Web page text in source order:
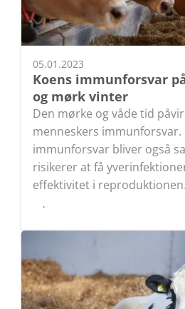
05.01.2023
Koens immunforsvar
og mørk vinter
Den mørke og våde tid
menneskers immunforsvar.
immunforsvar bliver også
risikerer at få
effektivitet i reproduktionen.
Læs